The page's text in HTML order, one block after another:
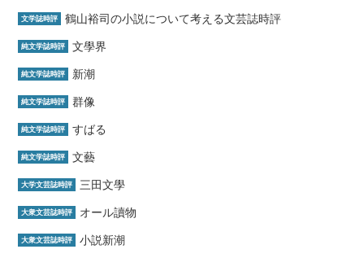
文学誌時評 鶴山裕司の小説について考える文芸誌時評
純文学誌時評 文學界
純文学誌時評 新潮
純文学誌時評 群像
純文学誌時評 すばる
純文学誌時評 文藝
大学文芸誌時評 三田文學
大衆文芸誌時評 オール讀物
大衆文芸誌時評 小説新潮